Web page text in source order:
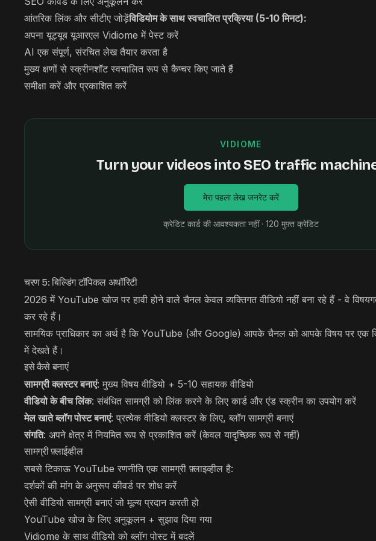
आंतरिक लिंक और सीटीए जोड़ेंविडियोम के साथ स्वचालित प्रक्रिया (5-10 मिनट):
अपना यूट्यूब यूआरएल Vidiome में पेस्ट करें
AI एक संपूर्ण, संरचित लेख तैयार करता है
मुख्य क्षणों से स्क्रीनशॉट स्वचालित रूप से कैप्चर किए जाते हैं
समीक्षा करें और प्रकाशित करें
VIDIOME
Turn your videos into SEO traffic
मेरा पहला लेख जनरेट करें
क्रेडिट कार्ड की आवश्यकता नहीं · 120 मुफ़्त क्रेडिट
चरण 5: बिल्डिंग टॉपिकल अथॉरिटी
2026 में YouTube खोज पर हावी होने वाले चैनल केवल व्यक्तिगत वीडियो नहीं बना रहे हैं - वे विषयगत
कर रहे हैं।
सामयिक प्राधिकार का अर्थ है कि YouTube (और Google) आपके चैनल को आपके विषय पर एक
में देखते हैं।
इसे कैसे बनाएं
सामग्री क्लस्टर बनाएं: मुख्य विषय वीडियो + 5-10 सहायक वीडियो
वीडियो के बीच लिंक: संबंधित सामग्री को लिंक करने के लिए कार्ड और एंड स्क्रीन का उपयोग करें
मेल खाते ब्लॉग पोस्ट बनाएं: प्रत्येक वीडियो क्लस्टर के लिए, ब्लॉग सामग्री बनाएं
संगति: अपने क्षेत्र में नियमित रूप से प्रकाशित करें (केवल यादृच्छिक रूप से नहीं)
सामग्री फ़्लाईव्हील
सबसे टिकाऊ YouTube रणनीति एक सामग्री फ़्लाइव्हील है:
दर्शकों की मांग के अनुरूप कीवर्ड पर शोध करें
ऐसी वीडियो सामग्री बनाएं जो मूल्य प्रदान करती हो
YouTube खोज के लिए अनुकूलन + सुझाव दिया गया
Vidiome के साथ वीडियो को ब्लॉग पोस्ट में बदलें